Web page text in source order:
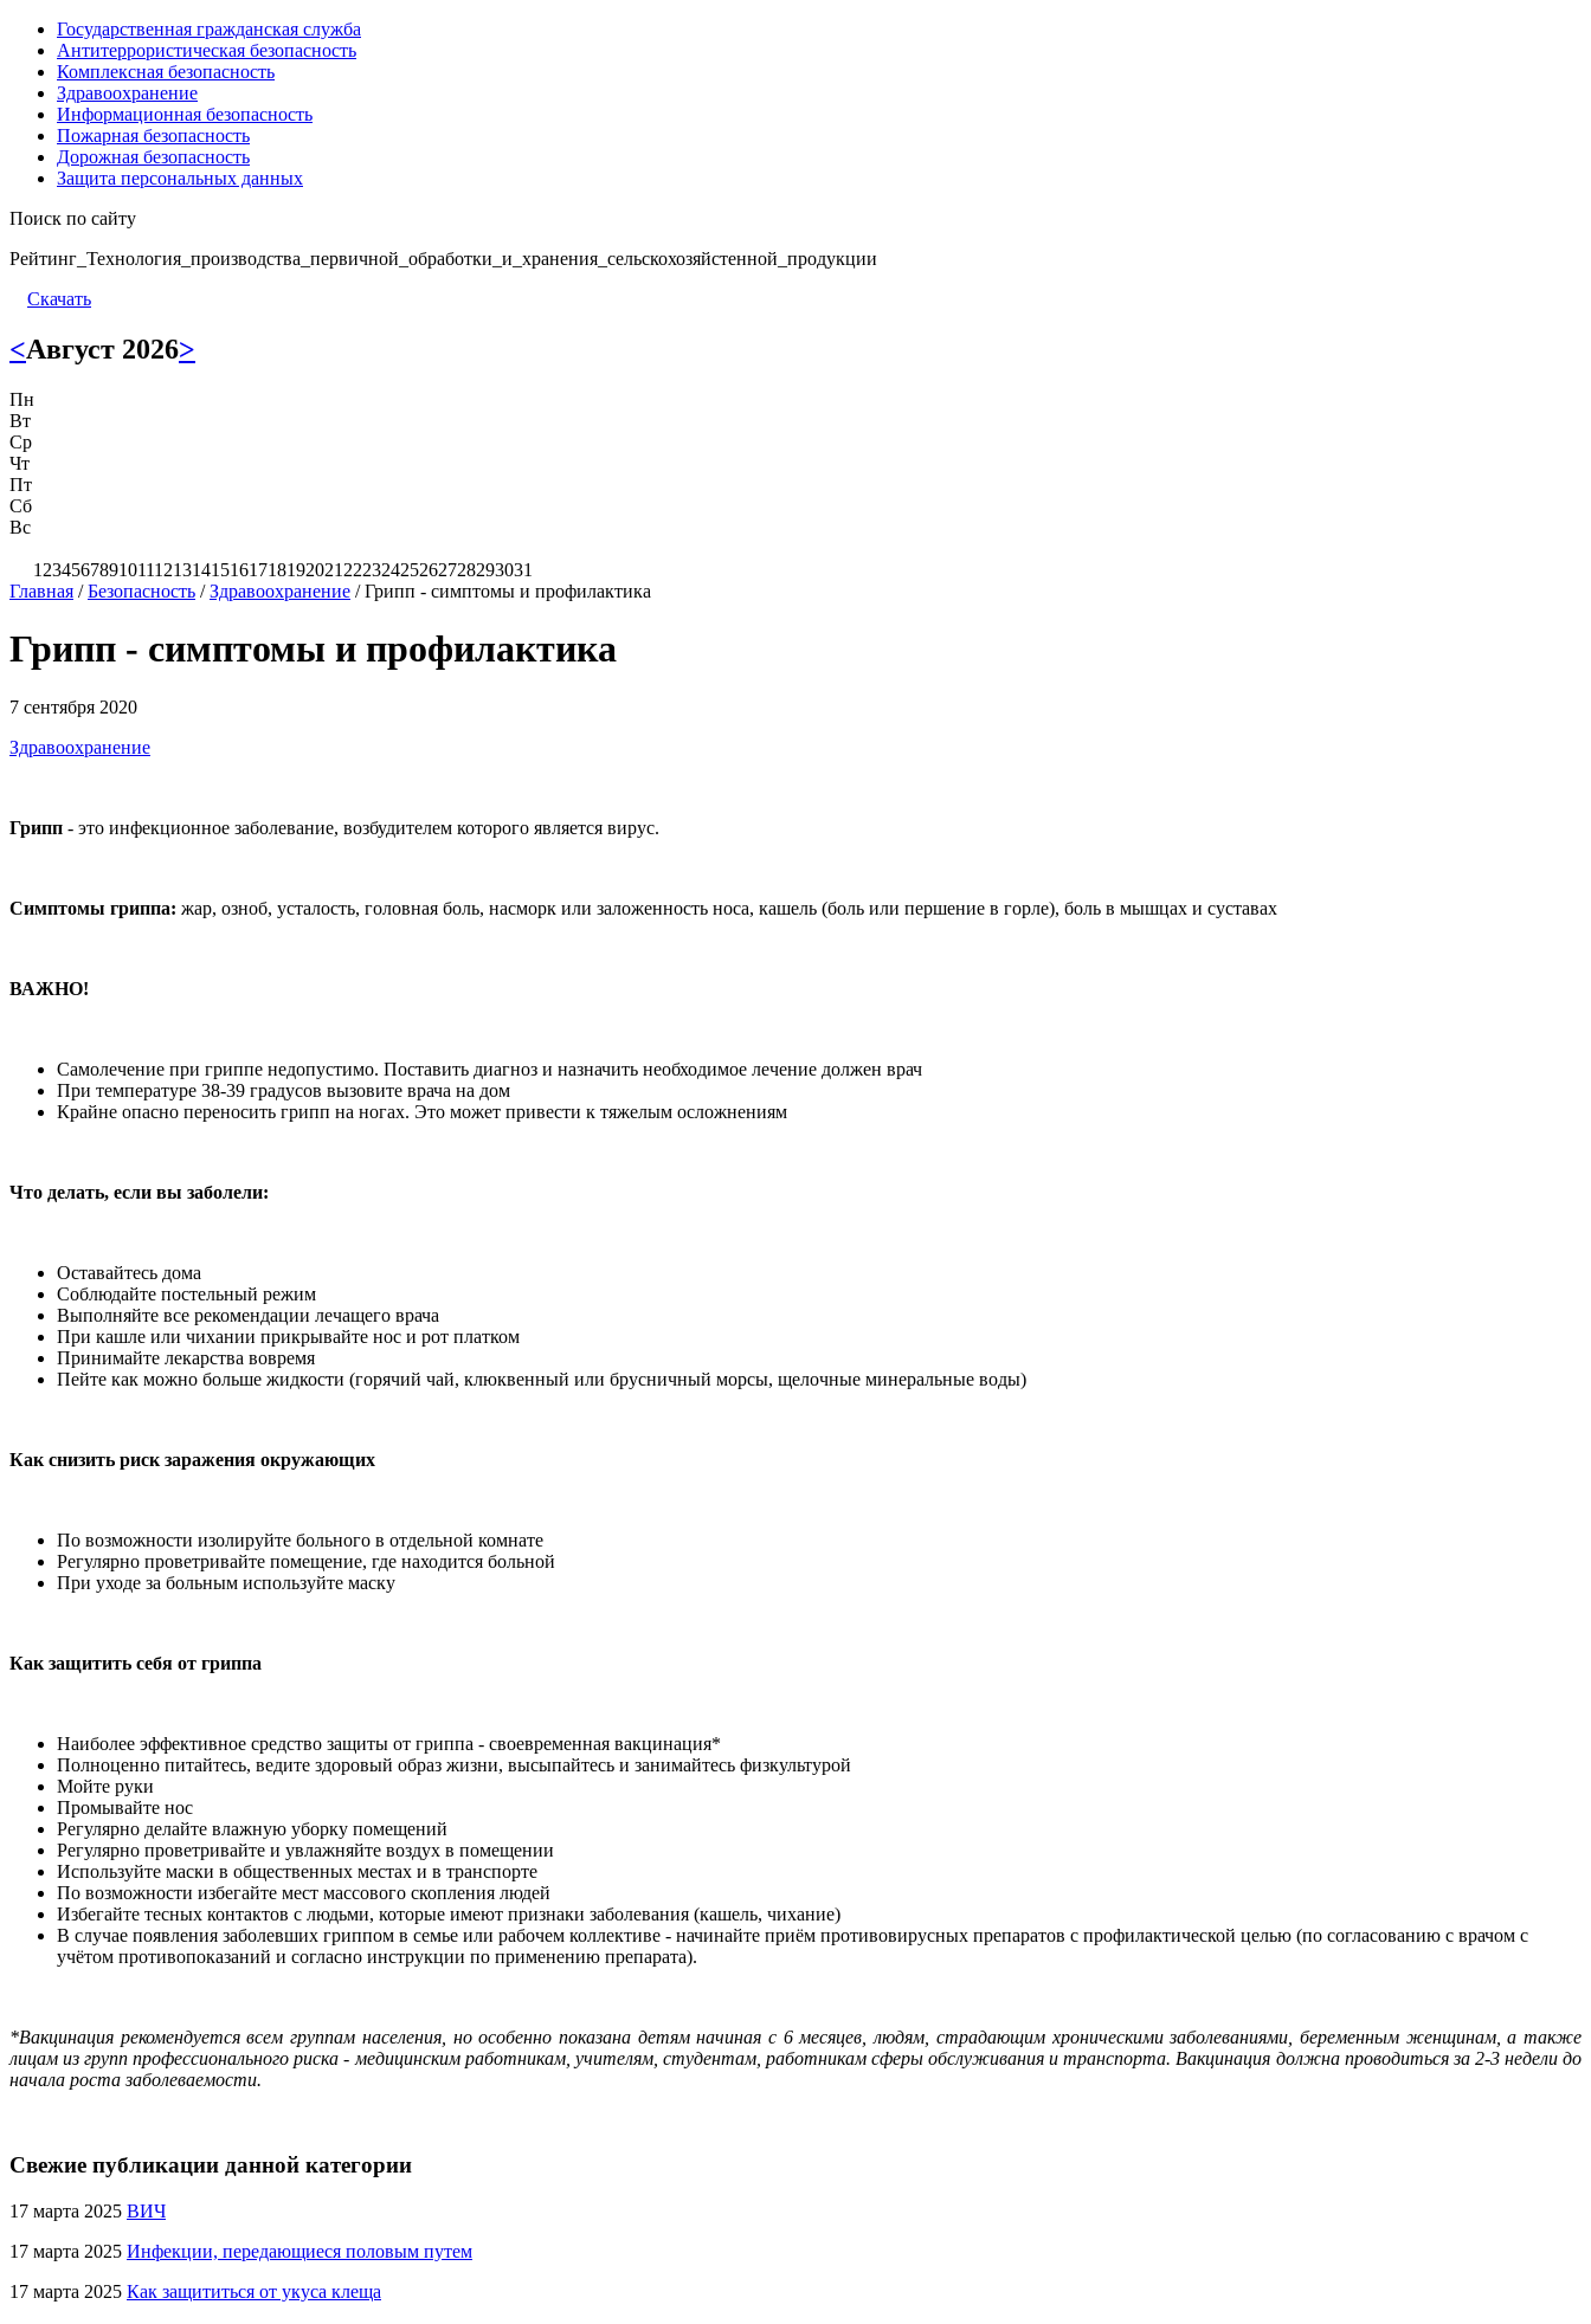
Государственная гражданская служба
Антитеррористическая безопасность
Комплексная безопасность
Здравоохранение
Информационная безопасность
Пожарная безопасность
Дорожная безопасность
Защита персональных данных
Поиск по сайту
Рейтинг_Технология_производства_первичной_обработки_и_хранения_сельскохозяйстенной_продукции
Скачать
<Август 2026>
Пн
Вт
Ср
Чт
Пт
Сб
Вс
1 23456789101112131415161718192021 22232425262728293031
Главная /Безопасность /Здравоохранение /Грипп - симптомы и профилактика
Грипп - симптомы и профилактика
7 сентября 2020
Здравоохранение
Грипп - это инфекционное заболевание, возбудителем которого является вирус.
Симптомы гриппа: жар, озноб, усталость, головная боль, насморк или заложенность носа, кашель (боль или першение в горле), боль в мышцах и суставах
ВАЖНО!
Самолечение при гриппе недопустимо. Поставить диагноз и назначить необходимое лечение должен врач
При температуре 38-39 градусов вызовите врача на дом
Крайне опасно переносить грипп на ногах. Это может привести к тяжелым осложнениям
Что делать, если вы заболели:
Оставайтесь дома
Соблюдайте постельный режим
Выполняйте все рекомендации лечащего врача
При кашле или чихании прикрывайте нос и рот платком
Принимайте лекарства вовремя
Пейте как можно больше жидкости (горячий чай, клюквенный или брусничный морсы, щелочные минеральные воды)
Как снизить риск заражения окружающих
По возможности изолируйте больного в отдельной комнате
Регулярно проветривайте помещение, где находится больной
При уходе за больным используйте маску
Как защитить себя от гриппа
Наиболее эффективное средство защиты от гриппа - своевременная вакцинация*
Полноценно питайтесь, ведите здоровый образ жизни, высыпайтесь и занимайтесь физкультурой
Мойте руки
Промывайте нос
Регулярно делайте влажную уборку помещений
Регулярно проветривайте и увлажняйте воздух в помещении
Используйте маски в общественных местах и в транспорте
По возможности избегайте мест массового скопления людей
Избегайте тесных контактов с людьми, которые имеют признаки заболевания (кашель, чихание)
В случае появления заболевших гриппом в семье или рабочем коллективе - начинайте приём противовирусных препаратов с профилактической целью (по согласованию с врачом с
учётом противопоказаний и согласно инструкции по применению препарата).
*Вакцинация рекомендуется всем группам населения, но особенно показана детям начиная с 6 месяцев, людям, страдающим хроническими заболеваниями, беременным женщинам, а также
лицам из групп профессионального риска - медицинским работникам, учителям, студентам, работникам сферы обслуживания и транспорта. Вакцинация должна проводиться за 2-3 недели до
начала роста заболеваемости.
Свежие публикации данной категории
17 марта 2025 ВИЧ
17 марта 2025 Инфекции, передающиеся половым путем
17 марта 2025 Как защититься от укуса клеща